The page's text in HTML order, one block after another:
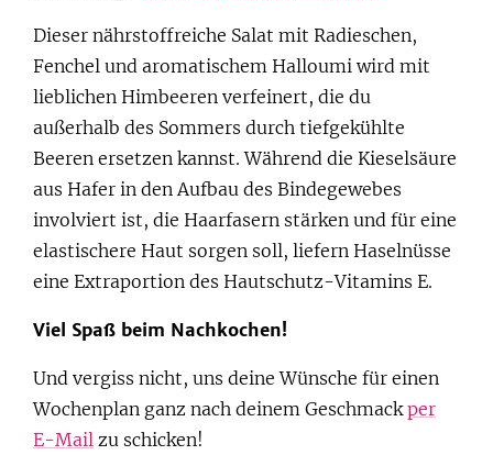
Dieser nährstoffreiche Salat mit Radieschen,
Fenchel und aromatischem Halloumi wird mit
lieblichen Himbeeren verfeinert, die du
außerhalb des Sommers durch tiefgekühlte
Beeren ersetzen kannst. Während die Kieselsäure
aus Hafer in den Aufbau des Bindegewebes
involviert ist, die Haarfasern stärken und für eine
elastischere Haut sorgen soll, liefern Haselnüsse
eine Extraportion des Hautschutz-Vitamins E.
Viel Spaß beim Nachkochen!
Und vergiss nicht, uns deine Wünsche für einen
Wochenplan ganz nach deinem Geschmackper
E-Mail zu schicken!